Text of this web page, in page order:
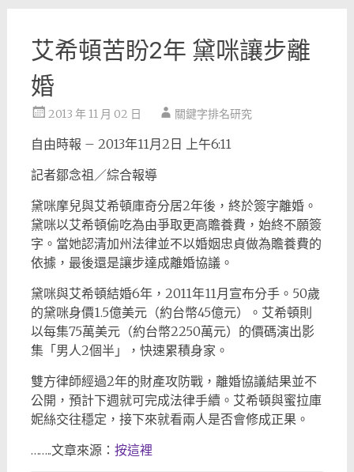
艾希頓苦盼2年 黛咪讓步離
婚
2013 年 11 月 02 日 關鍵字排名研究
自由時報 – 2013年11月2日 上午6:11
記者鄒念祖／綜合報導
黛咪摩兒與艾希頓庫奇分居2年後，終於簽字離婚。
黛咪以艾希頓偷吃為由爭取更高贍養費，始終不願簽
字。當她認清加州法律並不以婚姻忠貞做為贍養費的
依據，最後還是讓步達成離婚協議。
黛咪與艾希頓結婚6年，2011年11月宣布分手。50歲
的黛咪身價1.5億美元（約台幣45億元）。艾希頓則
以每集75萬美元（約台幣2250萬元）的價碼演出影
集「男人2個半」，快速累積身家。
雙方律師經過2年的財產攻防戰，離婚協議結果並不
公開，預計下週就可完成法律手續。艾希頓與蜜拉庫
妮絲交往穩定，接下來就看兩人是否會修成正果。
……..文章來源： 按這裡